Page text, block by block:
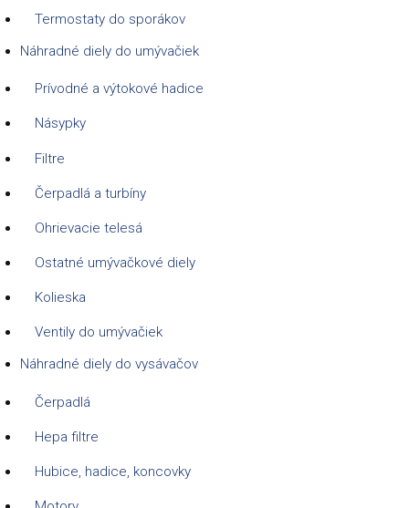
Termostaty do sporákov
Náhradné diely do umývačiek
Prívodné a výtokové hadice
Násypky
Filtre
Čerpadlá a turbíny
Ohrievacie telesá
Ostatné umývačkové diely
Kolieska
Ventily do umývačiek
Náhradné diely do vysávačov
Čerpadlá
Hepa filtre
Hubice, hadice, koncovky